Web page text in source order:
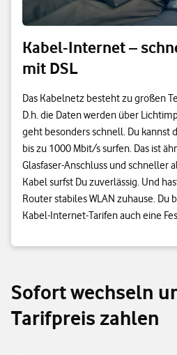
Kabel-Internet –
mit DSL
Das Kabelnetz besteht zu großen
D.h. die Daten werden über
geht besonders schnell. Du kannst
bis zu 1000 Mbit/s surfen. Das ist
Glasfaser-Anschluss und schneller
Kabel surfst Du zuverlässig. Und
Router stabiles WLAN zuhause.
Kabel-Internet-Tarifen auch eine
Sofort wechseln
Tarifpreis zahlen